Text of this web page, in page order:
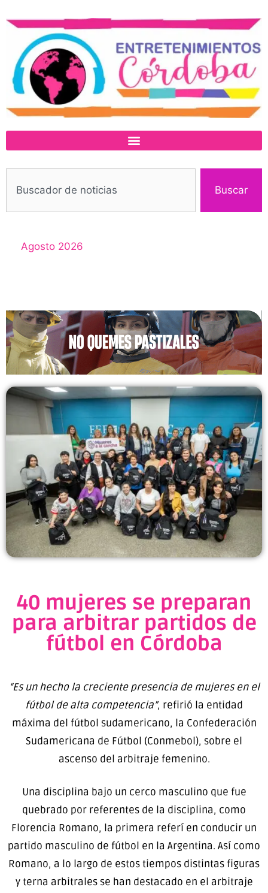
Buscar
Agosto 2026
40 mujeres se preparan
para arbitrar partidos de
fútbol en Córdoba
“Es un hecho la creciente presencia de mujeres en el
fútbol de alta competencia”, refirió la entidad
máxima del fútbol sudamericano, la Confederación
Sudamericana de Fútbol (Conmebol), sobre el
ascenso del arbitraje femenino.
Una disciplina bajo un cerco masculino que fue
quebrado por referentes de la disciplina, como
Florencia Romano, la primera referí en conducir un
partido masculino de fútbol en la Argentina. Así como
Romano, a lo largo de estos tiempos distintas figuras
y terna arbitrales se han destacado en el arbitraje